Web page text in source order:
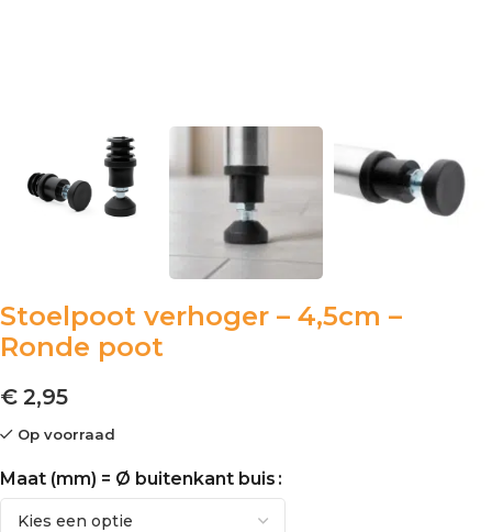
Stoelpoot verhoger – 4,5cm –
Ronde poot
€ 2,95
Op voorraad
Maat (mm) = Ø buitenkant buis